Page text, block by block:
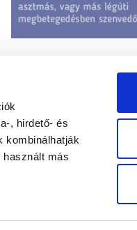
, hirdető- és
kombinálhatják
más
Gyógypedagógus állások